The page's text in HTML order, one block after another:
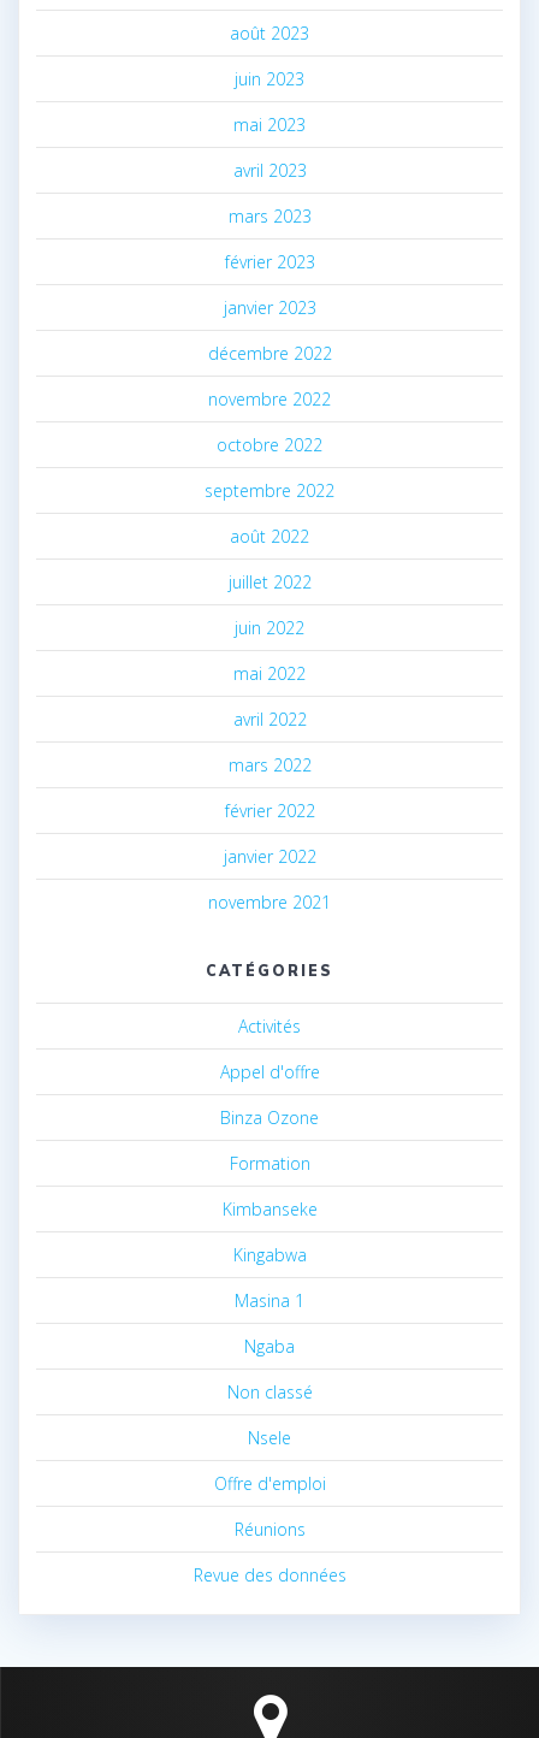
août 2023
juin 2023
mai 2023
avril 2023
mars 2023
février 2023
janvier 2023
décembre 2022
novembre 2022
octobre 2022
septembre 2022
août 2022
juillet 2022
juin 2022
mai 2022
avril 2022
mars 2022
février 2022
janvier 2022
novembre 2021
CATÉGORIES
Activités
Appel d'offre
Binza Ozone
Formation
Kimbanseke
Kingabwa
Masina 1
Ngaba
Non classé
Nsele
Offre d'emploi
Réunions
Revue des données